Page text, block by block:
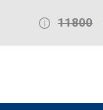
11800